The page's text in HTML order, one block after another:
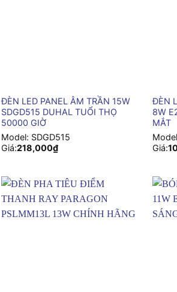
ĐÈN LED PANEL ÂM TRẦN 15W
SDGD515 DUHAL TUỔI THỌ
50000 GIỜ
Model: SDGD515
Giá:218,000₫
ĐÈN
8W
MẮT
Giá: